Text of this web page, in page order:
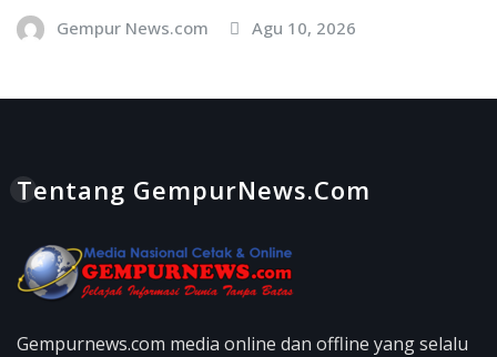
Gempur News.com Agu 10, 2026
Tentang GempurNews.Com
Gempurnews.com media online dan offline yang selalu